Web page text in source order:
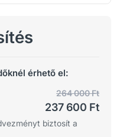
érhető el:
264 000 Ft
237 600 Ft
biztosít a